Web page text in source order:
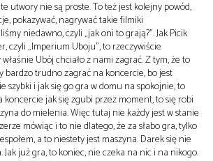
utwory nie są proste. To też jest kolejny powód,
pokazywać, nagrywać takie filmiki
niedawno, czyli „jak oni to grają?”. Jak Picik
czyli „Imperium Uboju”, to rzeczywiście
Ubój chciało z nami zagrać. Z tym, że to
bardzo trudno zagrać na koncercie, bo jest
szybki i jak się go gra w domu na spokojnie, to
jak się zgubi przez moment, to się robi
do mielenia. Więc tutaj nie każdy jest w stanie
mówiąc i to nie dlatego, że za słabo gra, tylko
a to niestety jest maszyna. Darek się nie
już gra, to koniec, nie czeka na nic i na nikogo.